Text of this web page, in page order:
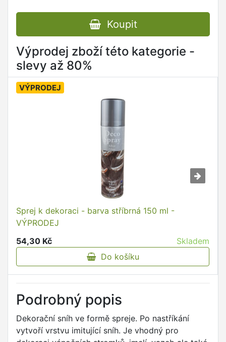
Koupit
Výprodej zboží této kategorie -
slevy až 80%
VÝPRODEJ
Sprej k dekoraci - barva stříbrná 150 ml -
VÝPRODEJ
54,30 Kč
Skladem
Do košíku
Podrobný popis
Dekorační sníh ve formě spreje. Po nastříkání
vytvoří vrstvu imitující sníh. Je vhodný pro